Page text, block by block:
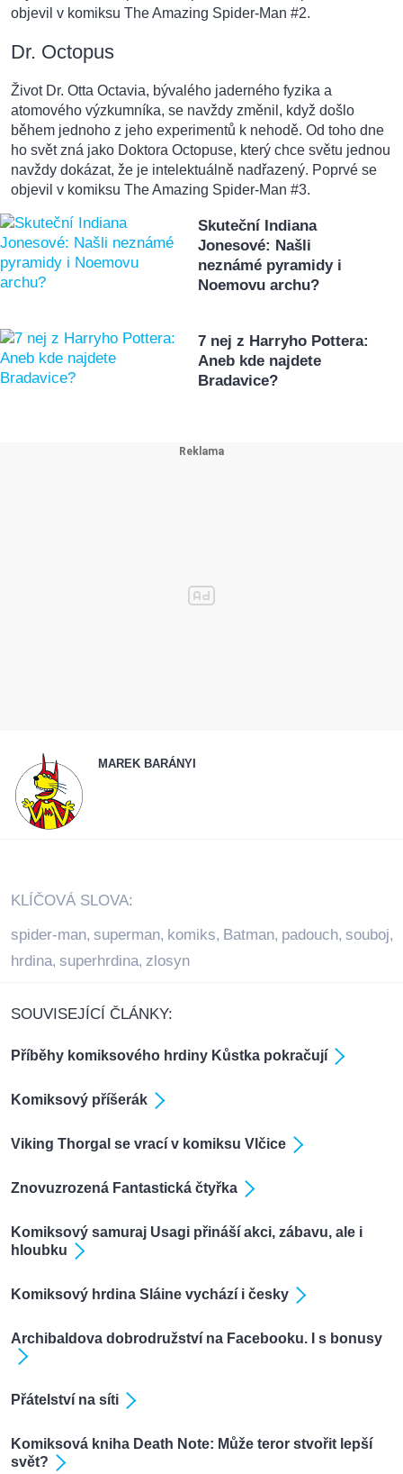
objevil v komiksu The Amazing Spider-Man #2.
Dr. Octopus
Život Dr. Otta Octavia, bývalého jaderného fyzika a
atomového výzkumníka, se navždy změnil, když došlo
během jednoho z jeho experimentů k nehodě. Od toho dne
ho svět zná jako Doktora Octopuse, který chce světu jednou
navždy dokázat, že je intelektuálně nadřazený. Poprvé se
objevil v komiksu The Amazing Spider-Man #3.
Skuteční Indiana
Jonesové: Našli
neznámé pyramidy i
Noemovu archu?
7 nej z Harryho Pottera:
Aneb kde najdete
Bradavice?
MAREK BARÁNYI
KLÍČOVÁ SLOVA:
spider-man, superman, komiks, Batman, padouch, souboj,
hrdina, superhrdina, zlosyn
SOUVISEJÍCÍ ČLÁNKY:
Příběhy komiksového hrdiny Kůstka pokračují
Komiksový příšerák
Viking Thorgal se vrací v komiksu Vlčice
Znovuzrozená Fantastická čtyřka
Komiksový samuraj Usagi přináší akci, zábavu, ale i
hloubku
Komiksový hrdina Sláine vychází i česky
Archibaldova dobrodružství na Facebooku. I s bonusy
Přátelství na síti
Komiksová kniha Death Note: Může teror stvořit lepší
svět?